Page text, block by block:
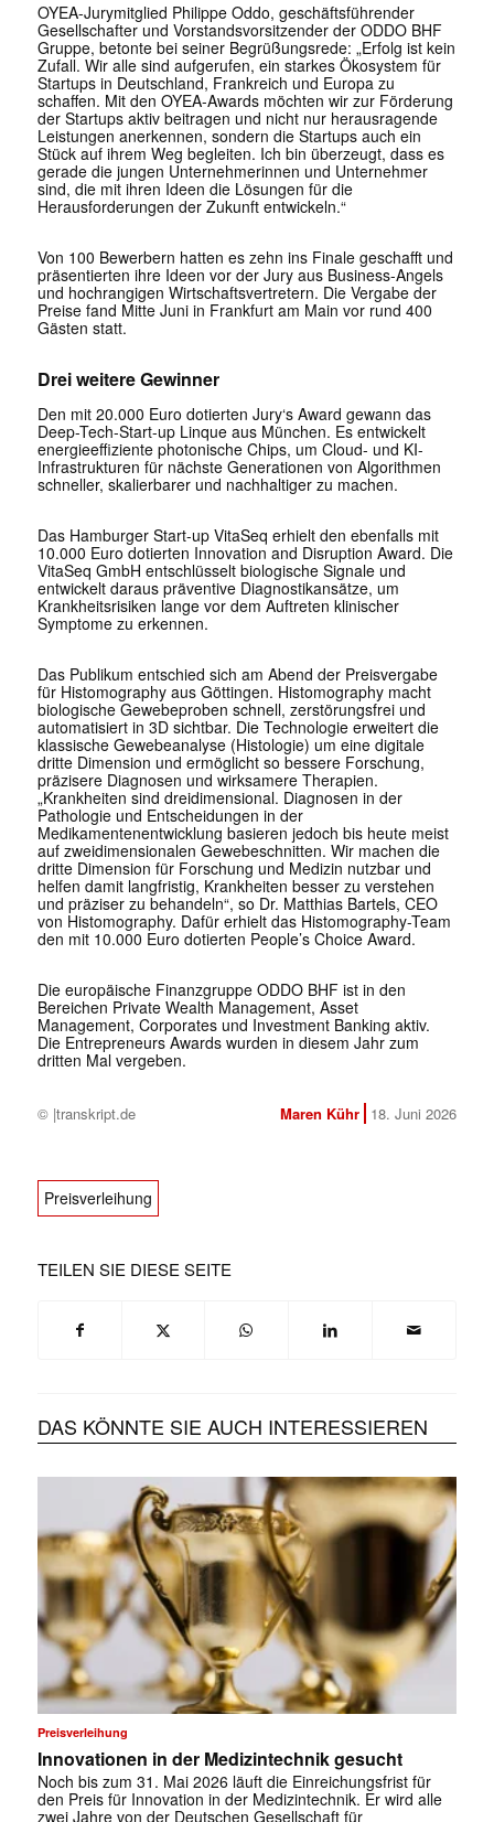
OYEA-Jurymitglied Philippe Oddo, geschäftsführender
Gesellschafter und Vorstandsvorsitzender der ODDO BHF
Gruppe, betonte bei seiner Begrüßungsrede: „Erfolg ist kein
Zufall. Wir alle sind aufgerufen, ein starkes Ökosystem für
Startups in Deutschland, Frankreich und Europa zu
schaffen. Mit den OYEA-Awards möchten wir zur Förderung
der Startups aktiv beitragen und nicht nur herausragende
Leistungen anerkennen, sondern die Startups auch ein
Stück auf ihrem Weg begleiten. Ich bin überzeugt, dass es
gerade die jungen Unternehmerinnen und Unternehmer
sind, die mit ihren Ideen die Lösungen für die
Herausforderungen der Zukunft entwickeln.“
Von 100 Bewerbern hatten es zehn ins Finale geschafft und
präsentierten ihre Ideen vor der Jury aus Business-Angels
und hochrangigen Wirtschaftsvertretern. Die Vergabe der
Preise fand Mitte Juni in Frankfurt am Main vor rund 400
Gästen statt.
Drei weitere Gewinner
Den mit 20.000 Euro dotierten Jury‘s Award gewann das
Deep-Tech-Start-up Linque aus München. Es entwickelt
energieeffiziente photonische Chips, um Cloud- und KI-
Infrastrukturen für nächste Generationen von Algorithmen
schneller, skalierbarer und nachhaltiger zu machen.
Das Hamburger Start-up VitaSeq erhielt den ebenfalls mit
10.000 Euro dotierten Innovation and Disruption Award. Die
VitaSeq GmbH entschlüsselt biologische Signale und
entwickelt daraus präventive Diagnostikansätze, um
Krankheitsrisiken lange vor dem Auftreten klinischer
Symptome zu erkennen.
Das Publikum entschied sich am Abend der Preisvergabe
für Histomography aus Göttingen. Histomography macht
biologische Gewebeproben schnell, zerstörungsfrei und
automatisiert in 3D sichtbar. Die Technologie erweitert die
klassische Gewebeanalyse (Histologie) um eine digitale
dritte Dimension und ermöglicht so bessere Forschung,
präzisere Diagnosen und wirksamere Therapien.
„Krankheiten sind dreidimensional. Diagnosen in der
Pathologie und Entscheidungen in der
Medikamentenentwicklung basieren jedoch bis heute meist
auf zweidimensionalen Gewebeschnitten. Wir machen die
dritte Dimension für Forschung und Medizin nutzbar und
helfen damit langfristig, Krankheiten besser zu verstehen
und präziser zu behandeln“, so Dr. Matthias Bartels, CEO
von Histomography. Dafür erhielt das Histomography-Team
den mit 10.000 Euro dotierten People’s Choice Award.
Die europäische Finanzgruppe ODDO BHF ist in den
Bereichen Private Wealth Management, Asset
Management, Corporates und Investment Banking aktiv.
Die Entrepreneurs Awards wurden in diesem Jahr zum
dritten Mal vergeben.
© |transkript.de Maren Kühr 18. Juni 2026
Preisverleihung
TEILEN SIE DIESE SEITE
DAS KÖNNTE SIE AUCH INTERESSIEREN
Preisverleihung
Innovationen in der Medizintechnik gesucht
Noch bis zum 31. Mai 2026 läuft die Einreichungsfrist für
den Preis für Innovation in der Medizintechnik. Er wird alle
zwei Jahre von der Deutschen Gesellschaft für